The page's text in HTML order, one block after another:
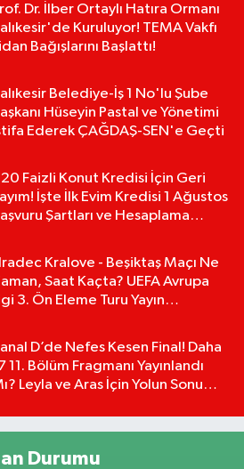
Dr. İlber Ortaylı Hatıra Ormanı
Kuruluyor! TEMA Vakfı
Bağışlarını Başlattı!
Belediye-İş 1 No'lu Şube
Hüseyin Pastal ve Yönetimi
Ederek ÇAĞDAŞ-SEN'e Geçti
Faizli Konut Kredisi İçin Geri
İşte İlk Evim Kredisi 1 Ağustos
Şartları ve Hesaplama
Kralove - Beşiktaş Maçı Ne
Saat Kaçta? UEFA Avrupa
3. Ön Eleme Turu Yayın
D’de Nefes Kesen Final! Daha
11. Bölüm Fragmanı Yayınlandı
Leyla ve Aras İçin Yolun Sonu
Durumu